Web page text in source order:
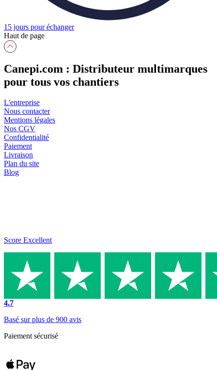
15 jours pour échanger
Haut de page
Canepi.com : Distributeur multimarques
pour tous vos chantiers
L'entreprise
Nous contacter
Mentions légales
Nos CGV
Confidentialité
Paiement
Livraison
Plan du site
Blog
Score Excellent
4.7
Basé sur plus de 900 avis
Paiement sécurisé